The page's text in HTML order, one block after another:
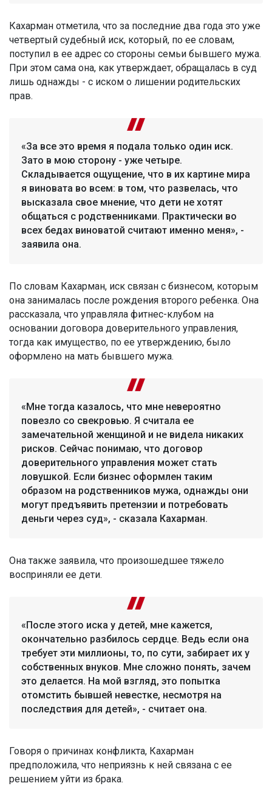
Кахарман отметила, что за последние два года это уже
четвертый судебный иск, который, по ее словам,
поступил в ее адрес со стороны семьи бывшего мужа.
При этом сама она, как утверждает, обращалась в суд
лишь однажды - с иском о лишении родительских
прав.
«За все это время я подала только один иск.
Зато в мою сторону - уже четыре.
Складывается ощущение, что в их картине мира
я виновата во всем: в том, что развелась, что
высказала свое мнение, что дети не хотят
общаться с родственниками. Практически во
всех бедах виноватой считают именно меня», -
заявила она.
По словам Кахарман, иск связан с бизнесом, которым
она занималась после рождения второго ребенка. Она
рассказала, что управляла фитнес-клубом на
основании договора доверительного управления,
тогда как имущество, по ее утверждению, было
оформлено на мать бывшего мужа.
«Мне тогда казалось, что мне невероятно
повезло со свекровью. Я считала ее
замечательной женщиной и не видела никаких
рисков. Сейчас понимаю, что договор
доверительного управления может стать
ловушкой. Если бизнес оформлен таким
образом на родственников мужа, однажды они
могут предъявить претензии и потребовать
деньги через суд», - сказала Кахарман.
Она также заявила, что произошедшее тяжело
восприняли ее дети.
«После этого иска у детей, мне кажется,
окончательно разбилось сердце. Ведь если она
требует эти миллионы, то, по сути, забирает их у
собственных внуков. Мне сложно понять, зачем
это делается. На мой взгляд, это попытка
отомстить бывшей невестке, несмотря на
последствия для детей», - считает она.
Говоря о причинах конфликта, Кахарман
предположила, что неприязнь к ней связана с ее
решением уйти из брака.